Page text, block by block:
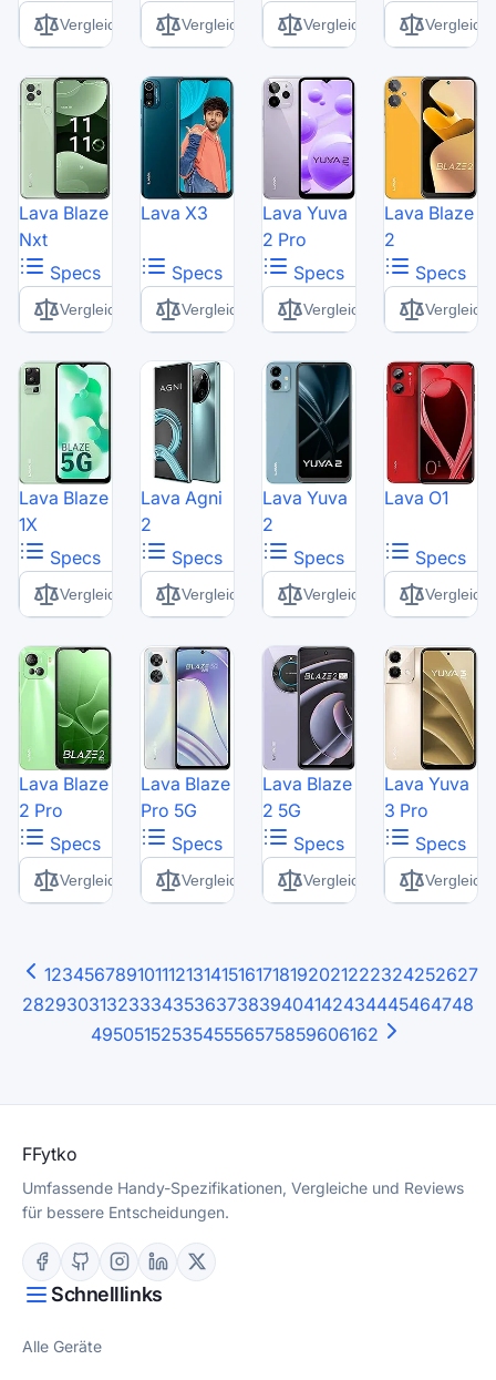
Vergleich Vergleich Vergleich Vergleich
Lava Blaze
Nxt
Specs
Vergleich
Lava X3
Specs
Vergleich
Lava Yuva
2 Pro
Specs
Vergleich
Lava Blaze
2
Specs
Vergleich
Lava Blaze
1X
Specs
Vergleich
Lava Agni
2
Specs
Vergleich
Lava Yuva
2
Specs
Vergleich
Lava O1
Specs
Vergleich
Lava Blaze
2 Pro
Specs
Vergleich
Lava Blaze
Pro 5G
Specs
Vergleich
Lava Blaze
2 5G
Specs
Vergleich
Lava Yuva
3 Pro
Specs
Vergleich
123456789101112131415161718192021222324252627
282930313233343536373839404142434445464748
4950515253545556575859606162
FFytko
Umfassende Handy-Spezifikationen, Vergleiche und Reviews
für bessere Entscheidungen.
Schnelllinks
Alle Geräte